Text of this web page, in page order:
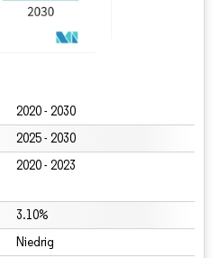
2020 - 2030
2025 - 2030
2020 - 2023
3.10%
Niedrig